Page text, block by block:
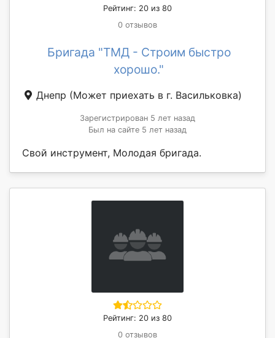
Рейтинг: 20 из 80
0 отзывов
Бригада "ТМД - Строим быстро
хорошо."
Днепр (Может приехать в г. Васильковка)
Зарегистрирован 5 лет назад
Был на сайте 5 лет назад
Свой инструмент, Молодая бригада.
Рейтинг: 20 из 80
0 отзывов